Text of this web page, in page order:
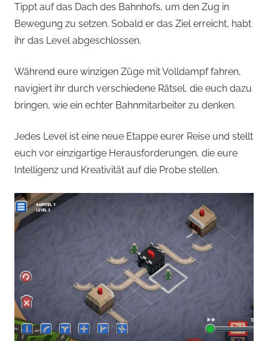
Tippt auf das Dach des Bahnhofs, um den Zug in
Bewegung zu setzen. Sobald er das Ziel erreicht, habt
ihr das Level abgeschlossen.
Während eure winzigen Züge mit Volldampf fahren,
navigiert ihr durch verschiedene Rätsel, die euch dazu
bringen, wie ein echter Bahnmitarbeiter zu denken.
Jedes Level ist eine neue Etappe eurer Reise und stellt
euch vor einzigartige Herausforderungen, die eure
Intelligenz und Kreativität auf die Probe stellen.